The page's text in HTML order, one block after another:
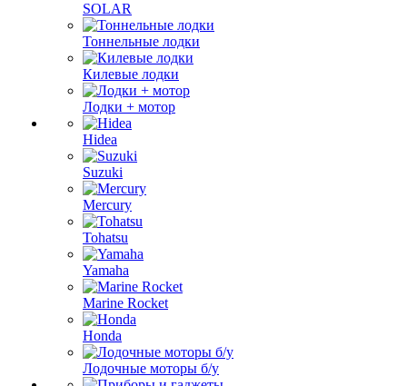
SOLAR
Тоннельные лодки
Килевые лодки
Лодки + мотор
Hidea
Suzuki
Mercury
Tohatsu
Yamaha
Marine Rocket
Honda
Лодочные моторы б/у